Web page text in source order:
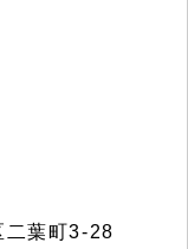
二葉町3-28